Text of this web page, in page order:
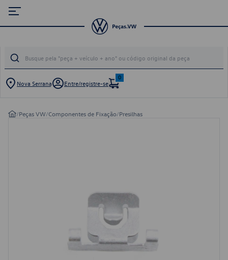
Nova Serrana Entre/registre-se
0
/Peças VW/Componentes de Fixação/Presilhas